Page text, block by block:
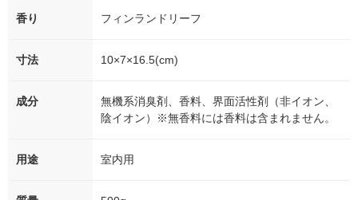
香り フィンランドリーフ
寸法 10×7×16.5(cm)
成分
無機系消臭剤、香料、界面活性剤（非イオン、
陰イオン）※無香料には香料は含まれません。
用途 室内用